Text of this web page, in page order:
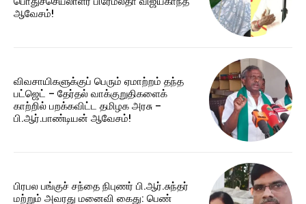
ஆவேசம்!
விவசாயிகளுக்குப் பெரும் ஏமாற்றம் தந்த
பட்ஜெட் – தேர்தல் வாக்குறுதிகளைக்
காற்றில் பறக்கவிட்ட தமிழக அரசு –
பி.ஆர்.பாண்டியன் ஆவேசம்!
பிரபல பங்குச் சந்தை நிபுணர் பி.ஆர்.சுந்தர்
மற்றும் அவரது மனைவி கைது: பெண்